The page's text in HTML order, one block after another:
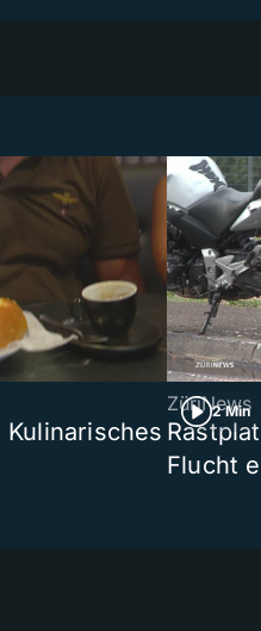
2 Min
ZüriNews
Flucht